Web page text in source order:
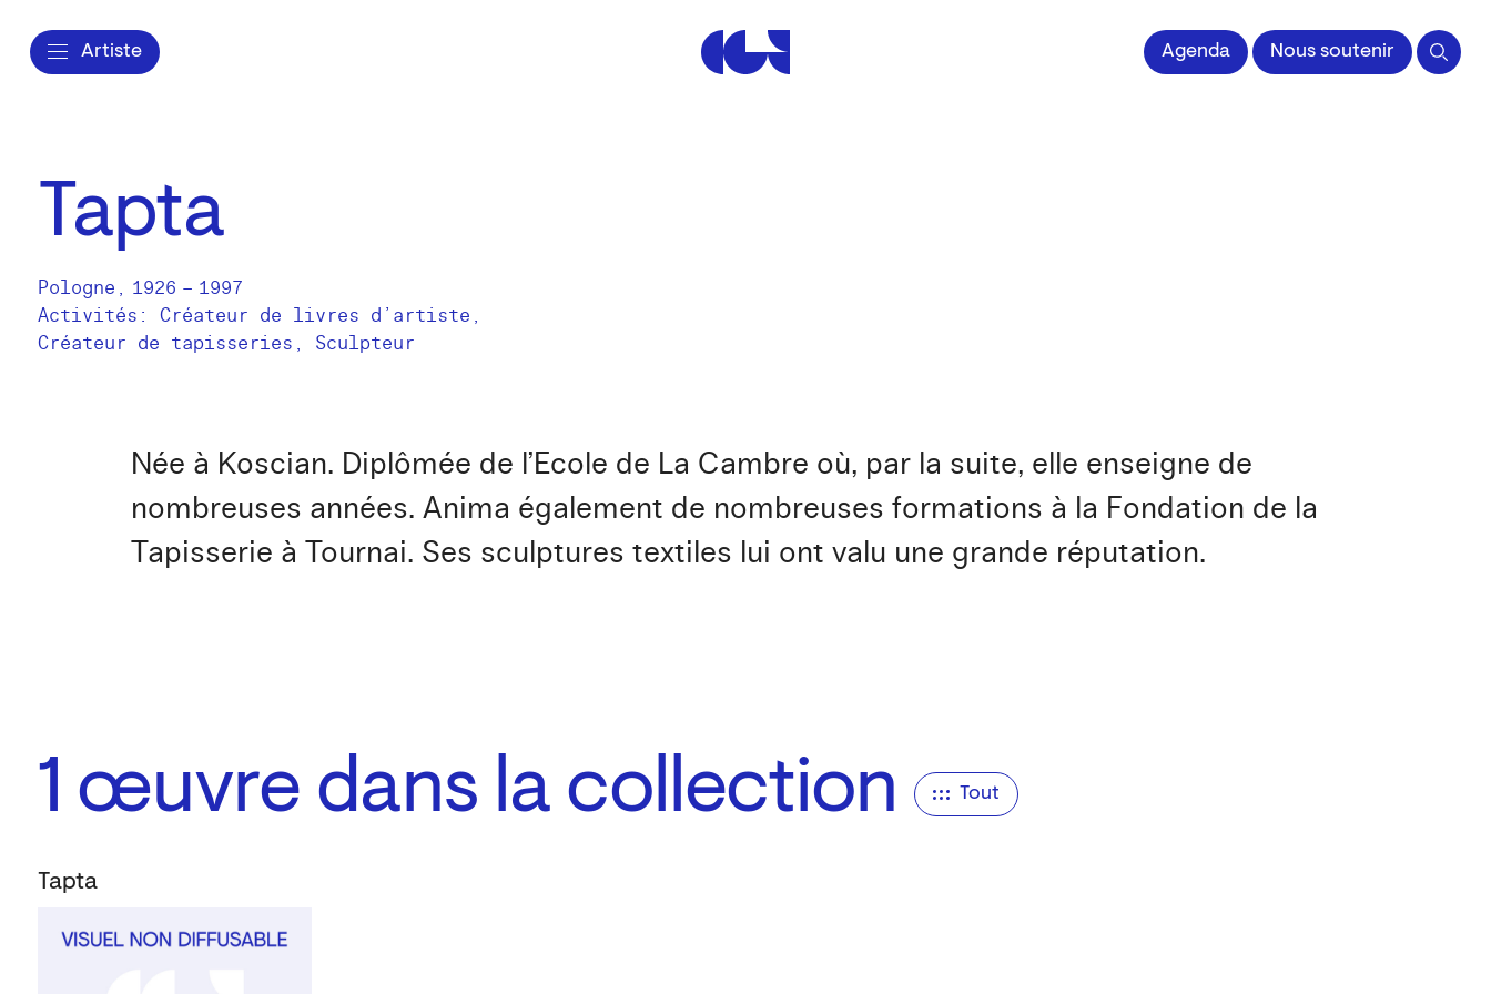
Artiste Centre de la Gravure et de l'Image impriméeAgenda Nous soutenir
Tapta
Pologne , 1926 – 1997
Activités: Créateur de livres d’artiste
Créateur de tapisseries
Sculpteur
Née à Koscian. Diplômée de l’Ecole de La Cambre où, par la suite, elle enseigne de
nombreuses années. Anima également de nombreuses formations à la Fondation de la
Tapisserie à Tournai. Ses sculptures textiles lui ont valu une grande réputation.
1 œuvre dans la collection Tout
Tapta